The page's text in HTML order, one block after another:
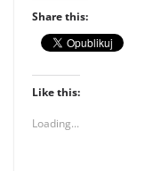
Share this:
Like this:
Loading...